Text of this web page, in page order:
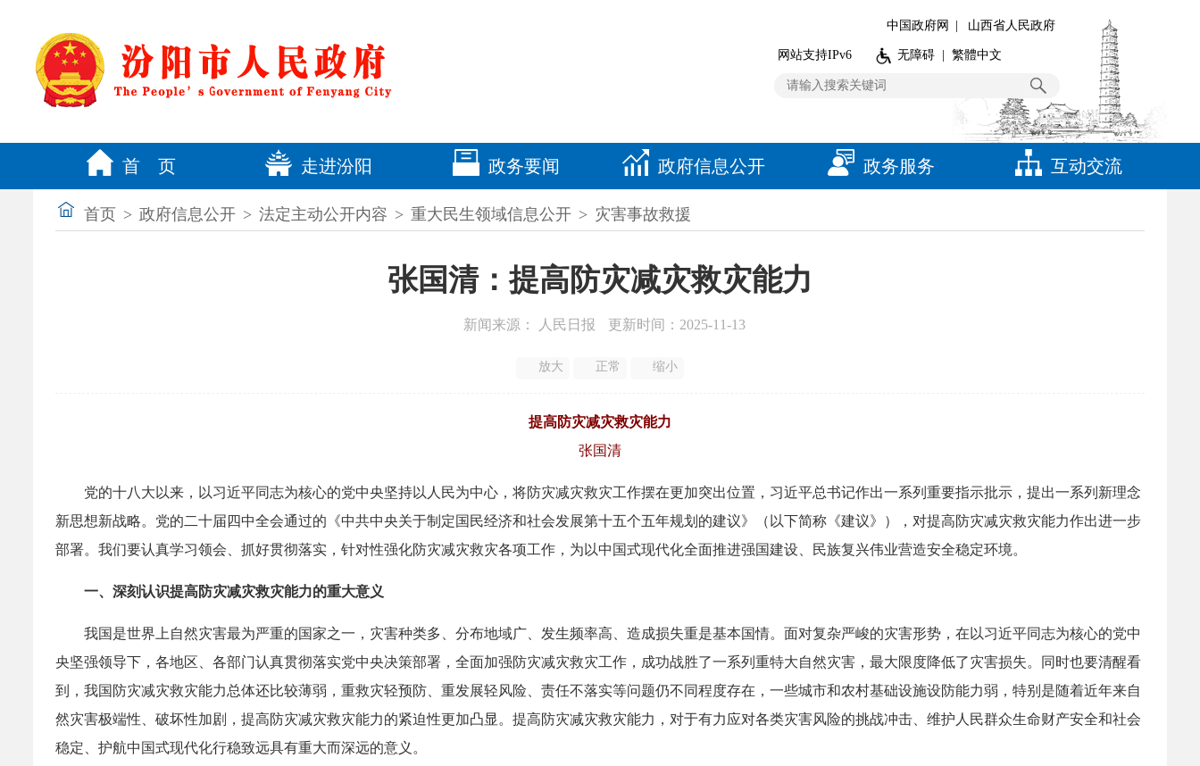
中国政府网 山西省人民政府
网站支持IPv6 无障碍 繁體中文
首 页 走进汾阳 政务要闻 政府信息公开 政务服务 互动交流
首页 > 政府信息公开 > 法定主动公开内容 > 重大民生领域信息公开 > 灾害事故救援
张国清：提高防灾减灾救灾能力
新闻来源： 人民日报 更新时间：2025-11-13
放大 正常 缩小
提高防灾减灾救灾能力
张国清
党的十八大以来，以习近平同志为核心的党中央坚持以人民为中心，将防灾减灾救灾工作摆在更加突出位置，习近平总书记作出一系列重要指示批示，提出一系列新理念
新思想新战略。党的二十届四中全会通过的《中共中央关于制定国民经济和社会发展第十五个五年规划的建议》（以下简称《建议》），对提高防灾减灾救灾能力作出进一步
部署。我们要认真学习领会、抓好贯彻落实，针对性强化防灾减灾救灾各项工作，为以中国式现代化全面推进强国建设、民族复兴伟业营造安全稳定环境。
一、深刻认识提高防灾减灾救灾能力的重大意义
我国是世界上自然灾害最为严重的国家之一，灾害种类多、分布地域广、发生频率高、造成损失重是基本国情。面对复杂严峻的灾害形势，在以习近平同志为核心的党中
央坚强领导下，各地区、各部门认真贯彻落实党中央决策部署，全面加强防灾减灾救灾工作，成功战胜了一系列重特大自然灾害，最大限度降低了灾害损失。同时也要清醒看
到，我国防灾减灾救灾能力总体还比较薄弱，重救灾轻预防、重发展轻风险、责任不落实等问题仍不同程度存在，一些城市和农村基础设施设防能力弱，特别是随着近年来自
然灾害极端性、破坏性加剧，提高防灾减灾救灾能力的紧迫性更加凸显。提高防灾减灾救灾能力，对于有力应对各类灾害风险的挑战冲击、维护人民群众生命财产安全和社会
稳定、护航中国式现代化行稳致远具有重大而深远的意义。